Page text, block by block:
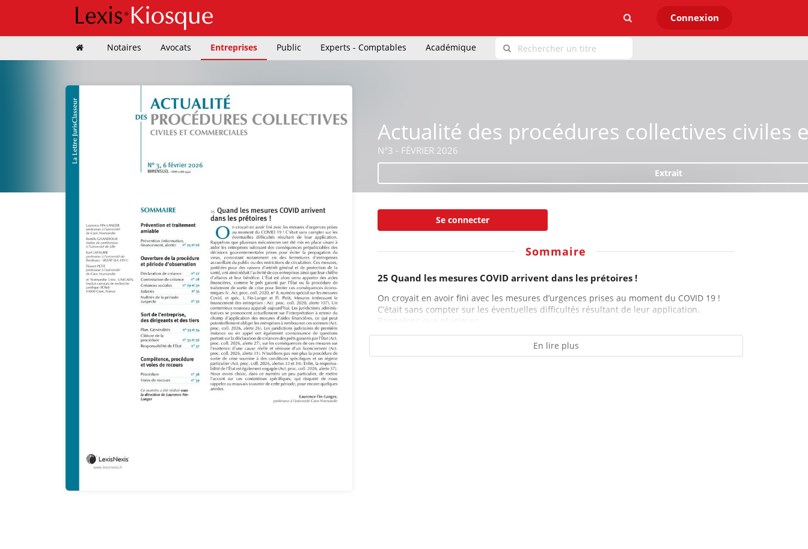
Connexion
Notaires Avocats Entreprises Public Experts - Comptables Académique
Actualité des procédures collectives civiles
N°3 - FÉVRIER 2026
Extrait
Se connecter
Sommaire
25 Quand les mesures COVID arrivent dans les prétoires !
On croyait en avoir fini avec les mesures d’urgences prises au moment du COVID 19 !
C’était sans compter sur les éventuelles difficultés résultant de leur application.
Rappelons que plusieurs...
En lire plus